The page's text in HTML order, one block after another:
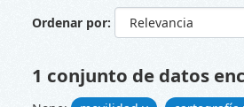
Ordenar por
1 conjunto de datos